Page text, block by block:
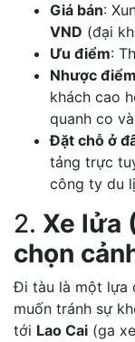
Giá bán:
VND (đại
Ưu điểm:
Nhược điểm
khách cao
quanh co
Đặt chỗ ở
tảng trực
công ty du
2. Xe lửa
chọn
Đi tàu là một lựa
muốn tránh sự
tới Lao Cai (ga